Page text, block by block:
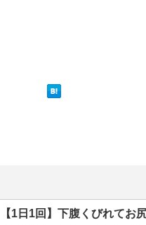
【1日1回】下腹くびれてお